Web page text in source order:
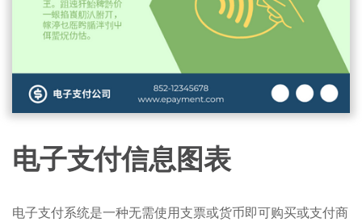
电子支付信息图表
电子支付系统是一种无需使用支票或货币即可购买或支付商